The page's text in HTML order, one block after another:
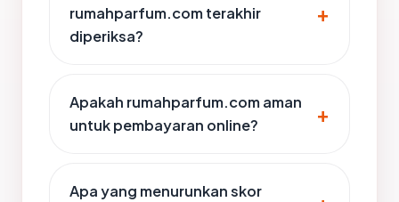
rumahparfum.com terakhir
diperiksa?
Apakah rumahparfum.com aman
untuk pembayaran online?
Apa yang menurunkan skor